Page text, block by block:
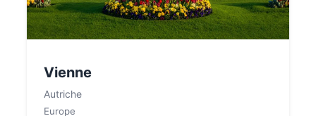
Vienne
Autriche
Europe